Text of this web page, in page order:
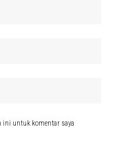
ini untuk komentar saya